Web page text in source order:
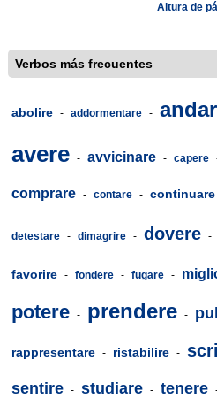
Altura de
Verbos más frecuentes
abolire - addormentare -
avere - avvicinare - capere
comprare - contare - continuare
detestare - dimagrire - dovere -
favorire - fondere - fugare -
potere - prendere -
rappresentare - ristabilire -
sentire - studiare - tenere